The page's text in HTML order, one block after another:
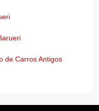
de Carros Antigos